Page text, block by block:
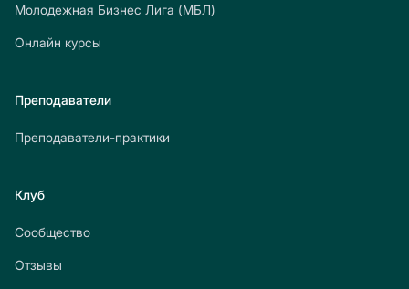
Молодежная Бизнес Лига (МБЛ)
Онлайн курсы
Преподаватели
Преподаватели-практики
Клуб
Сообщество
Отзывы